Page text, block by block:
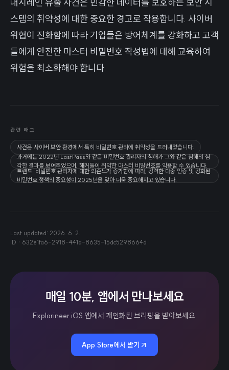
스템의 취약성에 대한 중요한 경고로 작용합니다. 사이버
위협이 진화함에 따라 기업들은 방어체계를 강화하고 고객
들에게 안전한 마스터 비밀번호 작성법에 대해 교육하여
위험을 최소화해야 합니다.
관련 태그
사건은 사이버 보안 환경에서 특히 비밀번호 관리에 취약성을 드러내었습니다.
과거에는 2022년 LastPass와 같은 비밀번호 관리자의 침해가 그와 같은 침해의 심
각한 결과를 보여주었으며, 해커들이 취약한 마스터 비밀번호를 악용할 수 있습니다.
트렌드: 비밀번호 관리자에 대한 의존도가 증가함에 따라, 강력한 다중 인증 및 강화된
비밀번호 정책의 중요성이 2025년을 맞아 더욱 중요해지고 있습니다.
Last updated: 2026. 6. 2.
ID · 632e1fa6-2918-441a-8635-15dc5298664d
매일 10분, 앱에서 만나보세요
Explorineer iOS 앱에서 개인화된 브리핑을 받아보세요.
App Store에서 받기